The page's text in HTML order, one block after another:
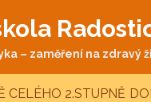
– zaměření na zdravý
CELÉHO 2.STUPNĚ